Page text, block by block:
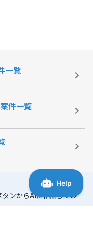
一覧
件一覧
タンからAIに相談してみ